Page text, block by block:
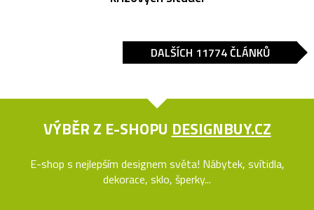
DALŠÍCH 11774 ČLÁNKŮ
VÝBĚR Z E-SHOPU DESIGNBUY.CZ
E-shop s nejlepším designem světa! Nábytek, svítidla,
dekorace, sklo, šperky...